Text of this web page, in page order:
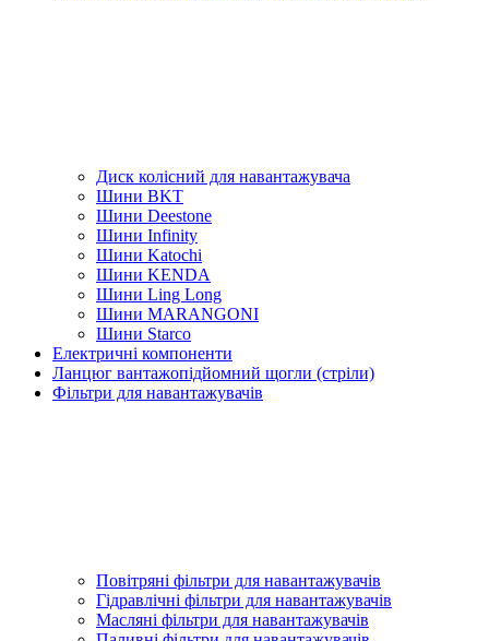
Диск колісний для навантажувача
Шини BKT
Шини Deestone
Шини Infinity
Шини Katochi
Шини KENDA
Шини Ling Long
Шини MARANGONI
Шини Starco
Електричні компоненти
Ланцюг вантажопідйомний щогли (стріли)
Фільтри для навантажувачів
Повітряні фільтри для навантажувачів
Гідравлічні фільтри для навантажувачів
Масляні фільтри для навантажувачів